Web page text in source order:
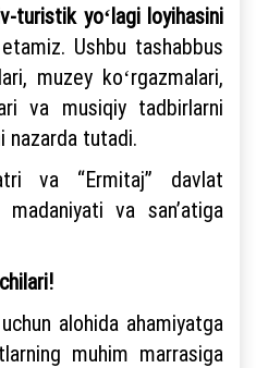
turistik yoʻlagi loyihasini
Ushbu tashabbus
muzey koʻrgazmalari,
va musiqiy tadbirlarni
nazarda tutadi.
va “Ermitaj” davlat
va sanʼatiga
alohida ahamiyatga
muhim marrasiga